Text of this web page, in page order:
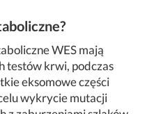
WES mają
testów krwi, podczas
eksomowe części
wykrycie mutacji